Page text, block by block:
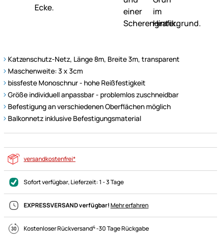
Katzenschutz-Netz, Länge 8m, Breite 3m, transparent
Maschenweite: 3 x 3cm
bissfeste Monoschnur - hohe Reißfestigkeit
Größe individuell anpassbar - problemlos zuschneidbar
Befestigung an verschiedenen Oberflächen möglich
Balkonnetz inklusive Befestigungsmaterial
versandkostenfrei*
Sofort verfügbar, Lieferzeit:1 - 3 Tage
EXPRESSVERSAND verfügbar!Mehr erfahren
Kostenloser Rückversand4-30 Tage Rückgabe